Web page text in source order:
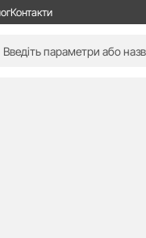
Контакти